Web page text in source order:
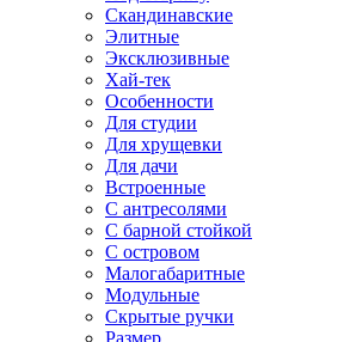
Скандинавские
Элитные
Эксклюзивные
Хай-тек
Особенности
Для студии
Для хрущевки
Для дачи
Встроенные
С антресолями
С барной стойкой
С островом
Малогабаритные
Модульные
Скрытые ручки
Размер